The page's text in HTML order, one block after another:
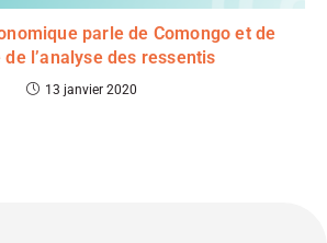
parle de Comongo et de
de l’analyse des ressentis
13 janvier 2020